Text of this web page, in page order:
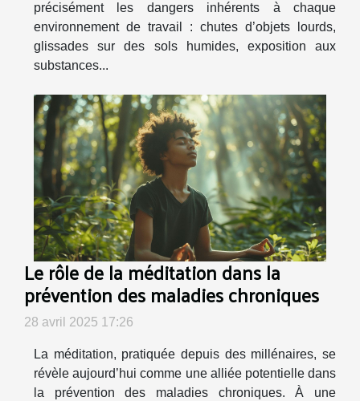
précisément les dangers inhérents à chaque
environnement de travail : chutes d’objets lourds,
glissades sur des sols humides, exposition aux
substances...
Le rôle de la méditation dans la
prévention des maladies chroniques
28 avril 2025 17:26
La méditation, pratiquée depuis des millénaires, se
révèle aujourd’hui comme une alliée potentielle dans
la prévention des maladies chroniques. À une